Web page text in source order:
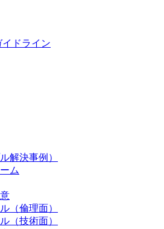
ドライン
解決事例）
ム
（倫理面）
（技術面）